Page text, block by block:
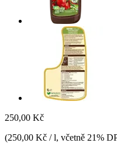
250,00 Kč
(250,00 Kč / l, včetně 21%